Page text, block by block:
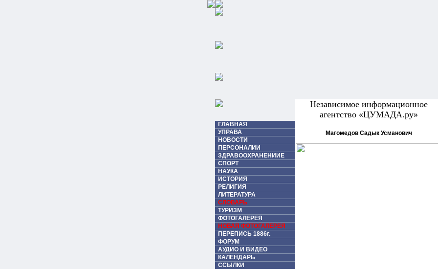
Независимое информационное
агентство «ЦУМАДА.ру»
ГЛАВНАЯ
УПРАВА
НОВОСТИ
ПЕРСОНАЛИИ
ЗДРАВООХРАНЕНИИЕ
СПОРТ
НАУКА
ИСТОРИЯ
РЕЛИГИЯ
ЛИТЕРАТУРА
СЛОВАРЬ
ТУРИЗМ
ФОТОГАЛЕРЕЯ
НОВАЯ ФОТОГАЛЕРЕЯ
ПЕРЕПИСЬ 1886г.
ФОРУМ
АУДИО И ВИДЕО
КАЛЕНДАРЬ
ССЫЛКИ
Магомедов Садык Усманович